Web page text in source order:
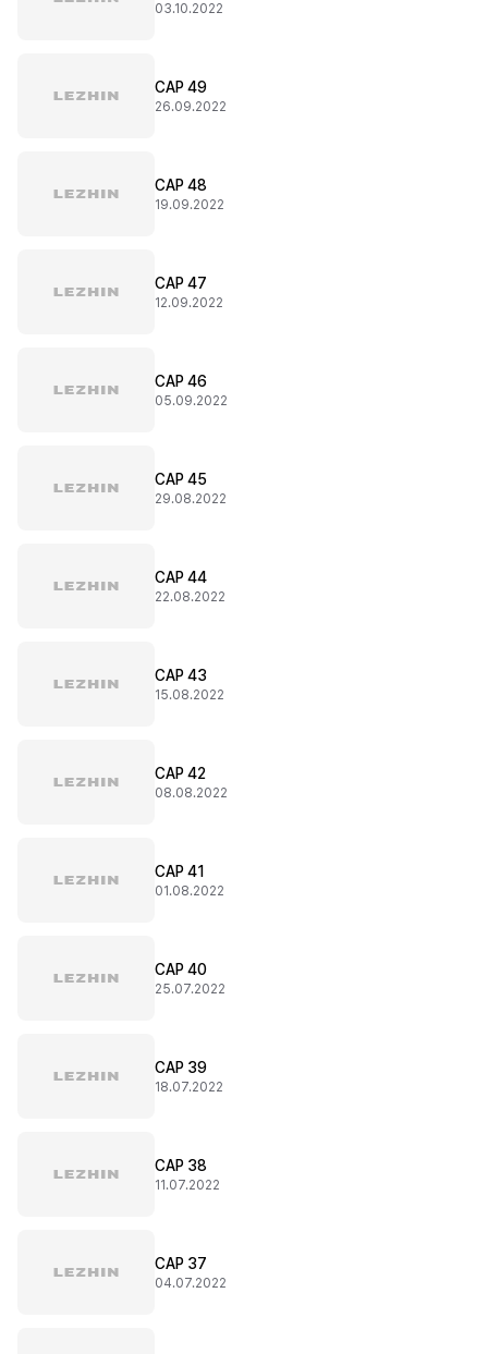
03.10.2022
CAP 49
26.09.2022
CAP 48
19.09.2022
CAP 47
12.09.2022
CAP 46
05.09.2022
CAP 45
29.08.2022
CAP 44
22.08.2022
CAP 43
15.08.2022
CAP 42
08.08.2022
CAP 41
01.08.2022
CAP 40
25.07.2022
CAP 39
18.07.2022
CAP 38
11.07.2022
CAP 37
04.07.2022